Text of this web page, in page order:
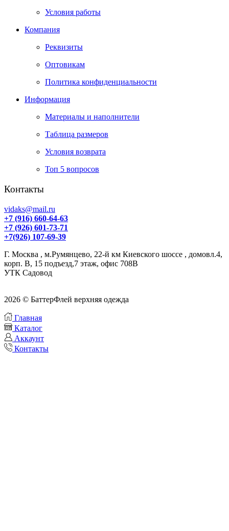
Условия работы
Компания
Реквизиты
Оптовикам
Политика конфиденциальности
Информация
Материалы и наполнители
Таблица размеров
Условия возврата
Топ 5 вопросов
Контакты
vidaks@mail.ru
+7 (916) 660-64-63
+7 (926) 601-73-71
+7(926) 107-69-39
Г. Москва , м.Румянцево, 22-й км Киевского шоссе , домовл.4,
корп. В, 15 подъезд,7 этаж, офис 708В
УТК Садовод
2026 © БаттерФлей верхняя одежда
Главная
Каталог
Аккаунт
Контакты